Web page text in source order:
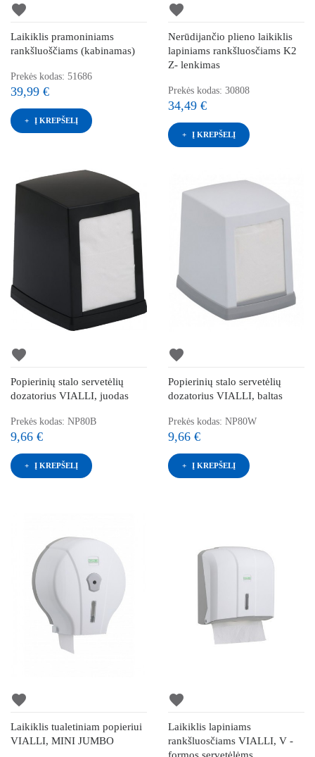
favorite
Laikiklis pramoniniams
rankšluoščiams (kabinamas)
Prekės kodas: 51686
39,99 €
Į KREPŠELĮ
favorite
Nerūdijančio plieno laikiklis
lapiniams rankšluosčiams K2
Z- lenkimas
Prekės kodas: 30808
34,49 €
Į KREPŠELĮ
favorite
Popierinių stalo servetėlių
dozatorius VIALLI, juodas
Prekės kodas: NP80B
9,66 €
Į KREPŠELĮ
favorite
Popierinių stalo servetėlių
dozatorius VIALLI, baltas
Prekės kodas: NP80W
9,66 €
Į KREPŠELĮ
favorite
Laikiklis tualetiniam popieriui
VIALLI, MINI JUMBO
favorite
Laikiklis lapiniams
rankšluosčiams VIALLI, V -
formos servetėlėms